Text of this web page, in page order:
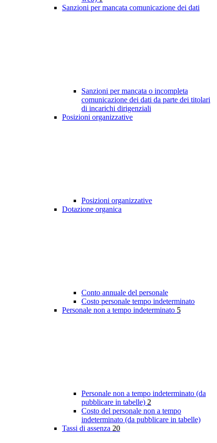
Sanzioni per mancata comunicazione dei dati
Sanzioni per mancata o incompleta
comunicazione dei dati da parte dei titolari
di incarichi dirigenziali
Posizioni organizzative
Posizioni organizzative
Dotazione organica
Conto annuale del personale
Costo personale tempo indeterminato
Personale non a tempo indeterminato 5
Personale non a tempo indeterminato (da
pubblicare in tabelle) 2
Costo del personale non a tempo
indeterminato (da pubblicare in tabelle)
Tassi di assenza 20